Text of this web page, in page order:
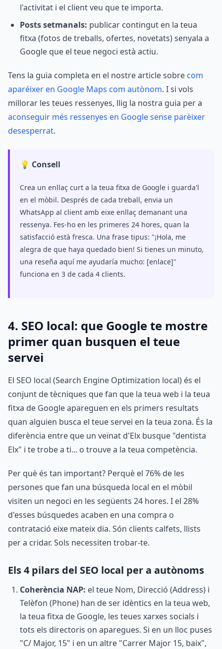
l'activitat i el client veu que te importa.
Posts setmanals: publicar contingut en la teua
fitxa (fotos de treballs, ofertes, novetats) senyala a
Google que el teue negoci està actiu.
Tens la guia completa en el nostre article sobre com
aparéixer en Google Maps com autònom. I si vols
millorar les teues ressenyes, llig la nostra guia per a
aconseguir més ressenyes en Google sense parèixer
desesperrat.
💡 Consell
Crea un enllaç curt a la teua fitxa de Google i guarda'l
en el mòbil. Després de cada treball, envia un
WhatsApp al client amb eixe enllaç demanant una
ressenya. Fes-ho en les primeres 24 hores, quan la
satisfacció està fresca. Una frase tipus: "¡Hola, me
alegra de que haya quedado bien! Si tienes un minuto,
una reseña aquí me ayudaría mucho: [enlace]"
funciona en 3 de cada 4 clients.
4. SEO local: que Google te mostre
primer quan busquen el teue
servei
El SEO local (Search Engine Optimization local) és el
conjunt de tècniques que fan que la teua web i la teua
fitxa de Google apareguen en els primers resultats
quan alguien busca el teue servei en la teua zona. És la
diferència entre que un veïnat d'Elx busque "dentista
Elx" i te trobe a ti... o trouve a la teua competència.
Per què és tan important? Perquè el 76% de les
persones que fan una búsqueda local en el mòbil
visiten un negoci en les següents 24 hores. I el 28%
d'esses búsquedes acaben en una compra o
contratació eixe mateix dia. Són clients calfets, llists
per a cridar. Sols necessiten trobar-te.
Els 4 pilars del SEO local per a autònoms
Coherència NAP: el teue Nom, Direcció (Address) i
Telèfon (Phone) han de ser idèntics en la teua web,
la teua fitxa de Google, les teues xarxes socials i
tots els directoris on aparegues. Si en un lloc puses
"C/ Major, 15" i en un altre "Carrer Major 15, baix",